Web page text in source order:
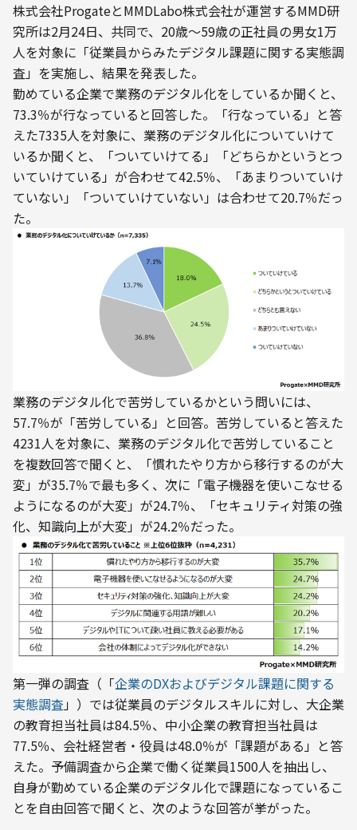
株式会社ProgateとMMDLabo株式会社が運営するMMD研
究所は2月24日、共同で、20歳〜59歳の正社員の男女1万
人を対象に「従業員からみたデジタル課題に関する実態調
査」を実施し、結果を発表した。
勤めている企業で業務のデジタル化をしているか聞くと、
73.3％が行なっていると回答した。「行なっている」と答
えた7335人を対象に、業務のデジタル化についていけて
いるか聞くと、「ついていけてる」「どちらかというとつ
いていけている」が合わせて42.5％、「あまりついていけ
ていない」「ついていけていない」は合わせて20.7％だっ
た。
業務のデジタル化で苦労しているかという問いには、
57.7％が「苦労している」と回答。苦労していると答えた
4231人を対象に、業務のデジタル化で苦労していること
を複数回答で聞くと、「慣れたやり方から移行するのが大
変」が35.7％で最も多く、次に「電子機器を使いこなせる
ようになるのが大変」が24.7％、「セキュリティ対策の強
化、知識向上が大変」が24.2％だった。
第一弾の調査（「企業のDXおよびデジタル課題に関する
実態調査」）では従業員のデジタルスキルに対し、大企業
の教育担当社員は84.5％、中小企業の教育担当社員は
77.5％、会社経営者・役員は48.0％が「課題がある」と答
えた。予備調査から企業で働く従業員1500人を抽出し、
自身が勤めている企業のデジタル化で課題になっているこ
とを自由回答で聞くと、次のような回答が挙がった。